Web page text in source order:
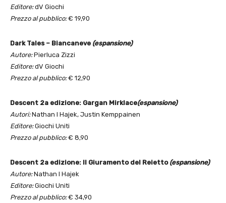
Editore:dV Giochi
Prezzo al pubblico:€ 19,90
Dark Tales – Biancaneve (espansione)
Autore:Pierluca Zizzi
Editore:dV Giochi
Prezzo al pubblico:€ 12,90
Descent 2a edizione: Gargan Mirklace(espansione)
Autori:Nathan I Hajek, Justin Kemppainen
Editore:Giochi Uniti
Prezzo al pubblico:€ 8,90
Descent 2a edizione: Il Giuramento del Reietto (espansione)
Autore:Nathan I Hajek
Editore:Giochi Uniti
Prezzo al pubblico:€ 34,90